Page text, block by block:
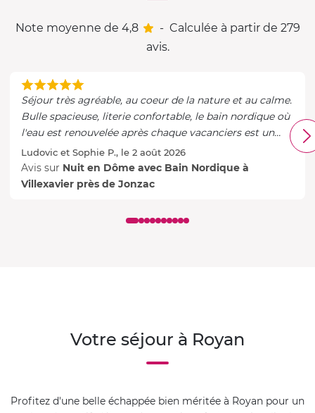
Note moyenne de 4,8 - Calculée à partir de 279
avis.
Séjour très agréable, au coeur de la nature et au calme.
Bulle spacieuse, literie confortable, le bain nordique où
l'eau est renouvelée après chaque vacanciers est un
vrai plus.
Ludovic et Sophie P., le 2 août 2026
Avis sur Nuit en Dôme avec Bain Nordique à
Villexavier près de Jonzac
Votre séjour à Royan
Profitez d'une belle échappée bien méritée à Royan pour un